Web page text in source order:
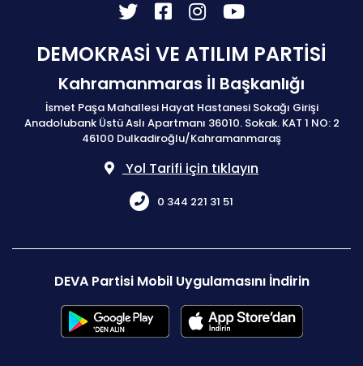
DEMOKRASİ VE ATILIM PARTİSİ
Kahramanmaras İl Başkanlığı
İsmet Paşa Mahallesi Hayat Hastanesi Sokağı Girişi
Anadolubank Üstü Aslı Apartmanı 36010. Sokak. KAT 1 NO: 2
46100 Dulkadiroğlu/Kahramanmaraş
Yol Tarifi için tıklayın
0 344 221 31 51
DEVA Partisi Mobil Uygulamasını İndirin